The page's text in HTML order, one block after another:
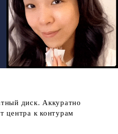
диск. Аккуратно
центра к контурам